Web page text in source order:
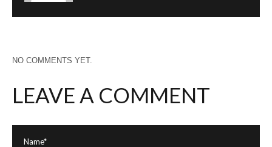
NO COMMENTS YET.
LEAVE A COMMENT